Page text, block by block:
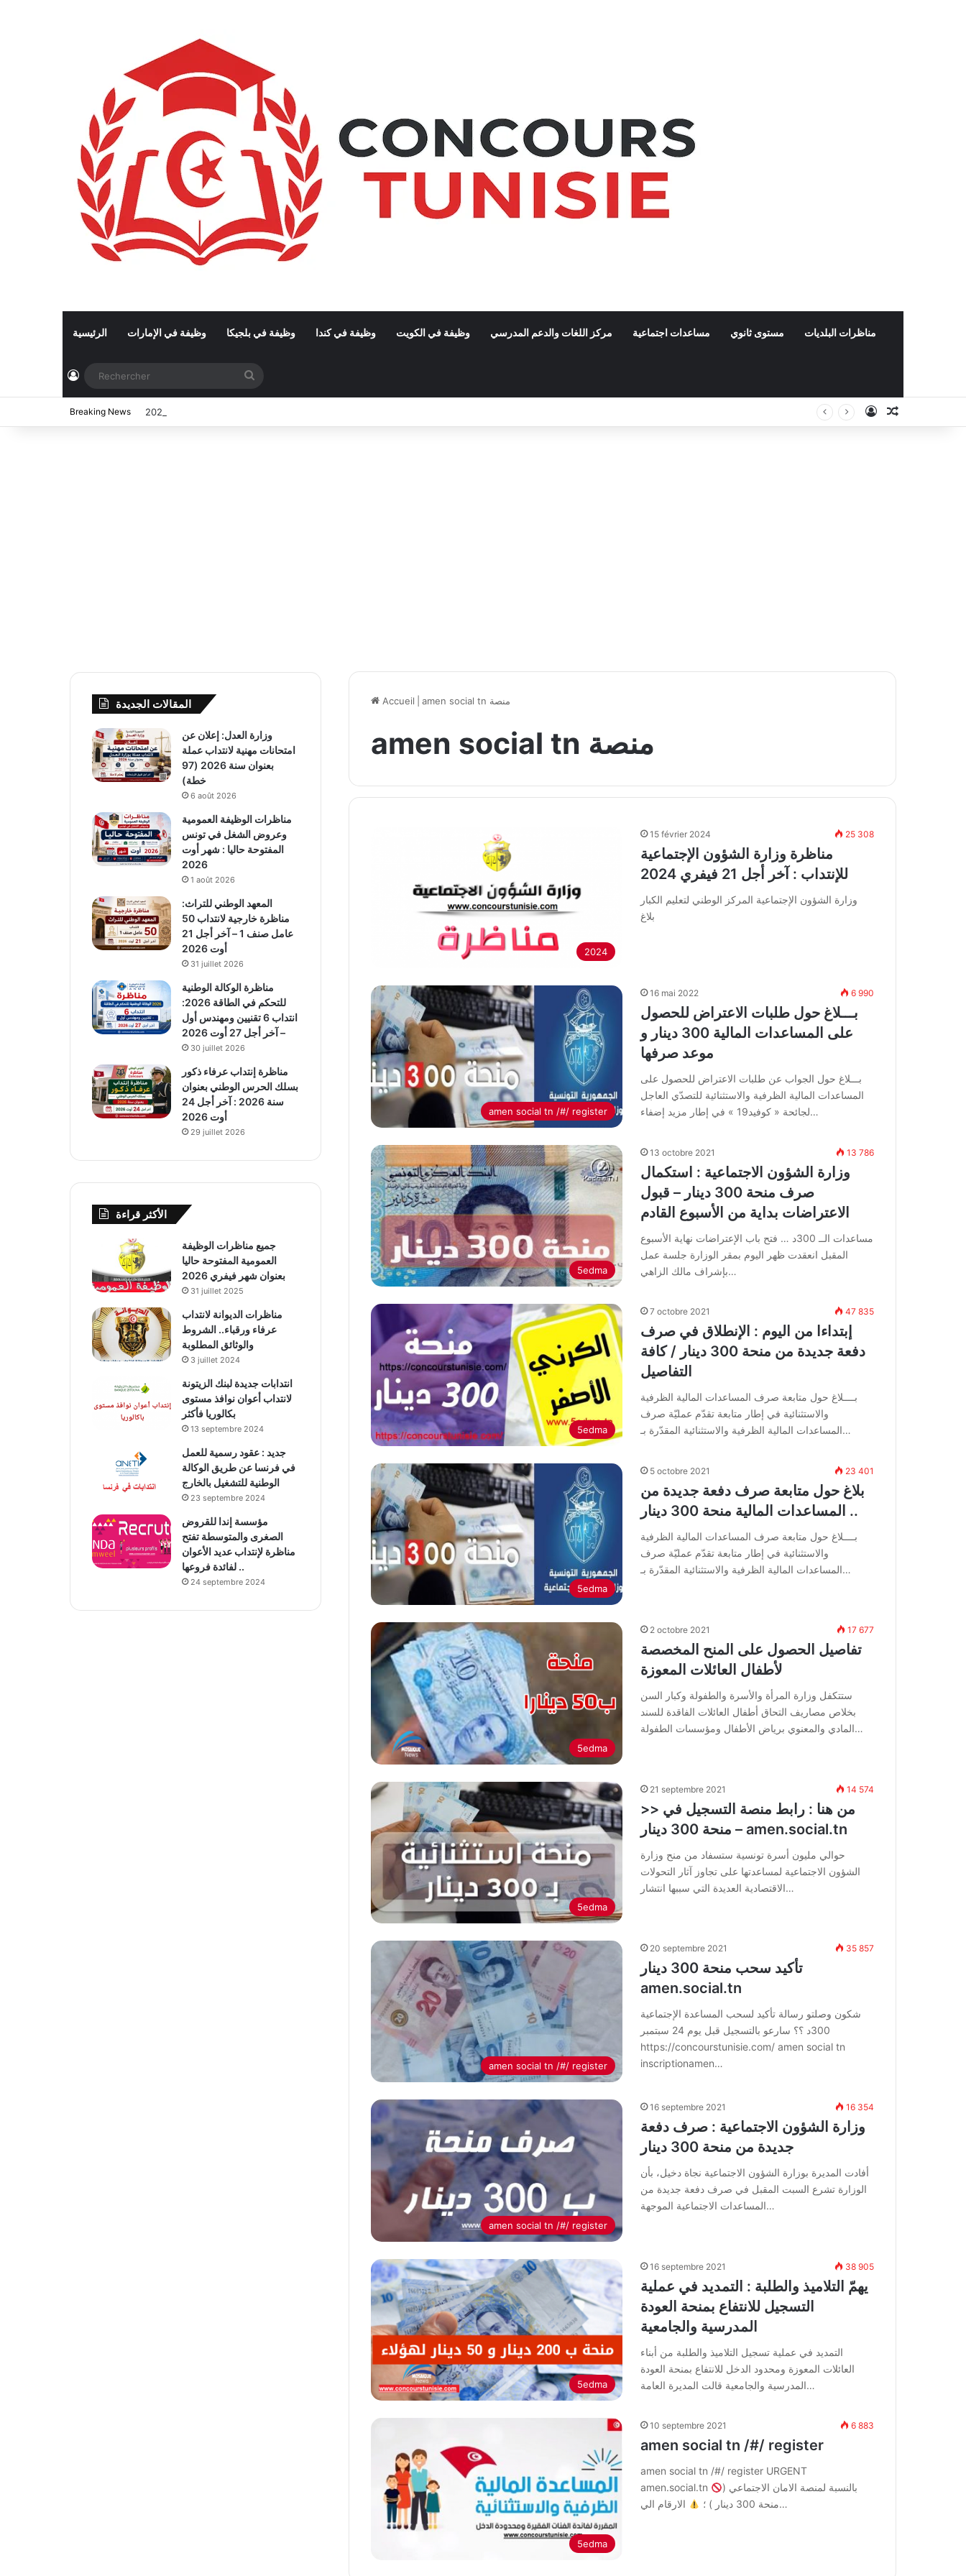
الرئيسية وظيفة في الإمارات وظيفة في بلجيكا وظيفة في كندا وظيفة في الكويت مركز اللغات والدعم المدرسي مساعدات اجتماعية مستوى ثانوي مناظرات البلديات
Connexion
Breaking News Connexion
Accueil amen social tn منصة
amen social tn منصة
2024
15 février 2024 25 308
مناظرة وزارة الشؤون الإجتماعية
للإنتداب : آخر أجل 21 فيفري 2024
وزارة الشؤون الإجتماعية المركز الوطني لتعليم الكبار
بلاغ
amen social tn /#/ register
16 mai 2022 6 990
بـــلاغ حول طلبات الاعتراض للحصول
على المساعدات المالية 300 دينار و
موعد صرفها
بـــلاغ حول الجواب عن طلبات الاعتراض للحصول على
المساعدات المالية الظرفية والاستثنائية للتصدّي العاجل
لجائحة « كوفيد19 » في إطار مزيد إضفاء…
5edma
13 octobre 2021 13 786
وزارة الشؤون الاجتماعية : استكمال
صرف منحة 300 دينار – قبول
الاعتراضات بداية من الأسبوع القادم
مساعدات الــ 300د … فتح باب الإعتراضات نهاية الأسبوع
المقبل انعقدت ظهر اليوم بمقر الوزارة جلسة عمل
بإشراف مالك الزاهي…
5edma
7 octobre 2021 47 835
إبتداءا من اليوم : الإنطلاق في صرف
دفعة جديدة من منحة 300 دينار / كافة
التفاصيل
بــــلاغ حول متابعة صرف المساعدات المالية الظرفية
والاستثنائية في إطار متابعة تقدّم عمليّة صرف
المساعدات المالية الظرفية والاستثنائية المقدّرة بـ…
5edma
5 octobre 2021 23 401
بلاغ حول متابعة صرف دفعة جديدة من
المساعدات المالية منحة 300 دينار ..
بــــلاغ حول متابعة صرف المساعدات المالية الظرفية
والاستثنائية في إطار متابعة تقدّم عمليّة صرف
المساعدات المالية الظرفية والاستثنائية المقدّرة بـ…
5edma
2 octobre 2021 17 677
تفاصيل الحصول على المنح المخصصة
لأطفال العائلات المعوزة
ستتكفل وزارة المرأة والأسرة والطفولة وكبار السن
بخلاص مصاريف التحاق أطفال العائلات الفاقدة للسند
المادي والمعنوي برياض الأطفال ومؤسسات الطفولة…
5edma
21 septembre 2021 14 574
>> من هنا : رابط منصة التسجيل في
منحة 300 دينار – amen.social.tn
حوالي مليون أسرة تونسية ستسفاد من منح وزارة
الشؤون الاجتماعية لمساعدتها على تجاوز آثار التحولات
الاقتصادية العديدة التي سببها انتشار…
amen social tn /#/ register
20 septembre 2021 35 857
تأكيد سحب منحة 300 دينار
amen.social.tn
شكون وصلتو رسالة تأكيد لسحب المساعدة الإجتماعية
300د ؟؟ سارعو بالتسجيل قبل يوم 24 سبتمبر
https://concourstunisie.com/ amen social tn
inscriptionamen…
amen social tn /#/ register
16 septembre 2021 16 354
وزارة الشؤون الاجتماعية : صرف دفعة
جديدة من منحة 300 دينار
أفادت المديرة بوزارة الشؤون الاجتماعية نجاة دخيل، بأن
الوزارة تشرع السبت المقبل في صرف دفعة جديدة من
المساعدات الاجتماعية الموجهة…
5edma
16 septembre 2021 38 905
يهمّ التلاميذ والطلبة : التمديد في عملية
التسجيل للانتفاع بمنحة العودة
المدرسية والجامعية
التمديد في عملية تسجيل التلاميذ والطلبة من أبناء
العائلات المعوزة ومحدود الدخل للانتفاع بمنحة العودة
المدرسية والجامعية قالت المديرة العامة…
5edma
10 septembre 2021 6 883
amen social tn /#/ register
amen social tn /#/ register URGENT
amen.social.tn
بالنسبة لمنصة الامان الاجتماعي (
منحة 300 دينار ) ؛الارقام الي…
المقالات الجديدة
وزارة العدل: إعلان عن
امتحانات مهنية لانتداب عملة
بعنوان سنة 2026 (97
خطة)
6 août 2026
مناظرات الوظيفة العمومية
وعروض الشغل في تونس
المفتوحة حاليا : شهر أوت
2026
1 août 2026
المعهد الوطني للتراث:
مناظرة خارجية لانتداب 50
عامل صنف 1 – آخر أجل 21
أوت 2026
31 juillet 2026
مناظرة الوكالة الوطنية
للتحكم في الطاقة 2026:
انتداب 6 تقنيين ومهندس أول
– آخر أجل 27 أوت 2026
30 juillet 2026
مناظرة إنتداب عرفاء ذكور
بسلك الحرس الوطني بعنوان
سنة 2026 : آخر أجل 24
أوت 2026
29 juillet 2026
الأكثر قراءة
جميع مناظرات الوظيفة
العمومية المفتوحة حاليا
بعنوان شهر فيفري 2026
31 juillet 2025
مناظرات الديوانة لانتداب
عرفاء ورقباء.. الشروط
والوثائق المطلوبة
3 juillet 2024
انتدابات جديدة لبنك الزيتونة
لانتداب أعوان نوافذ مستوى
بكالوريا فأكثر
13 septembre 2024
جديد : عقود رسمية للعمل
في فرنسا عن طريق الوكالة
الوطنية للتشغيل بالخارج
23 septembre 2024
مؤسسة إندا للقروض
الصغرى والمتوسطة تفتح
مناظرة لإنتداب عديد الأعوان
لفائدة فروعها ..
24 septembre 2024